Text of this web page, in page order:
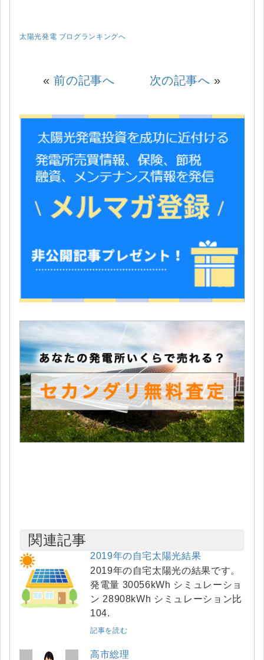
太陽光発電 ブログランキングへ
«前の記事へ 次の記事へ »
関連記事
2019年の自宅太陽光結果
2019年の自宅太陽光の結果です。
発電量 30056kWh シミュレーショ
ン 28908kWh シミュレーション比
104.
記事を読む
高市総理